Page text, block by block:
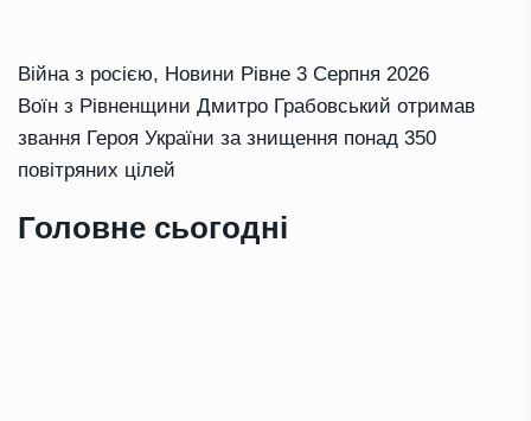
Війна з росією, Новини Рівне 3 Серпня 2026
Воїн з Рівненщини Дмитро Грабовський отримав
звання Героя України за знищення понад 350
повітряних цілей
Головне сьогодні